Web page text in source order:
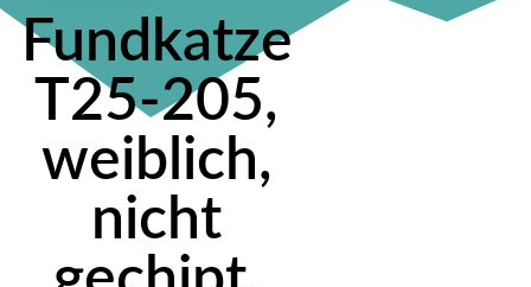
Fundkatze
T25-205,
weiblich,
nicht